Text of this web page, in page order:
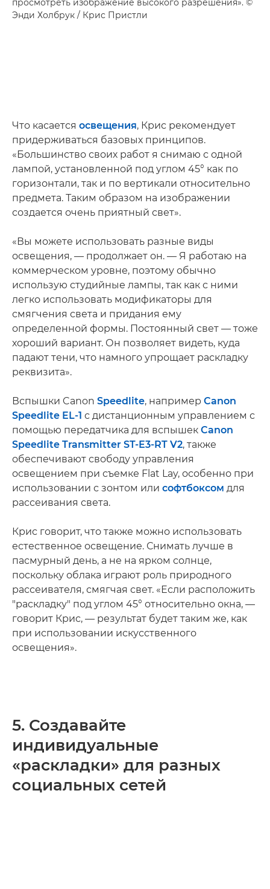
просмотреть изображение высокого разрешения». ©
Энди Холбрук / Крис Пристли
Что касается освещения, Крис рекомендует
придерживаться базовых принципов.
«Большинство своих работ я снимаю с одной
лампой, установленной под углом 45° как по
горизонтали, так и по вертикали относительно
предмета. Таким образом на изображении
создается очень приятный свет».
«Вы можете использовать разные виды
освещения, — продолжает он. — Я работаю на
коммерческом уровне, поэтому обычно
использую студийные лампы, так как с ними
легко использовать модификаторы для
смягчения света и придания ему
определенной формы. Постоянный свет — тоже
хороший вариант. Он позволяет видеть, куда
падают тени, что намного упрощает раскладку
реквизита».
Вспышки Canon Speedlite, например Canon
Speedlite EL-1 с дистанционным управлением с
помощью передатчика для вспышек Canon
Speedlite Transmitter ST-E3-RT V2, также
обеспечивают свободу управления
освещением при съемке Flat Lay, особенно при
использовании с зонтом или софтбоксом для
рассеивания света.
Крис говорит, что также можно использовать
естественное освещение. Снимать лучше в
пасмурный день, а не на ярком солнце,
поскольку облака играют роль природного
рассеивателя, смягчая свет. «Если расположить
"раскладку" под углом 45° относительно окна, —
говорит Крис, — результат будет таким же, как
при использовании искусственного
освещения».
5. Создавайте
индивидуальные
«раскладки» для разных
социальных сетей